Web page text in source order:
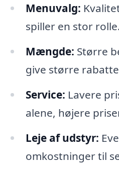
Menuvalg:
spiller en stor rolle.
Mængde: Større
give større
Service: Lavere
alene, højere
Leje af udstyr:
omkostninger til